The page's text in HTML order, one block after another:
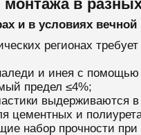
в
и в условиях
регионах
и инея с
предел ≤4%;
выдерживаются в
цементных и
набор прочности